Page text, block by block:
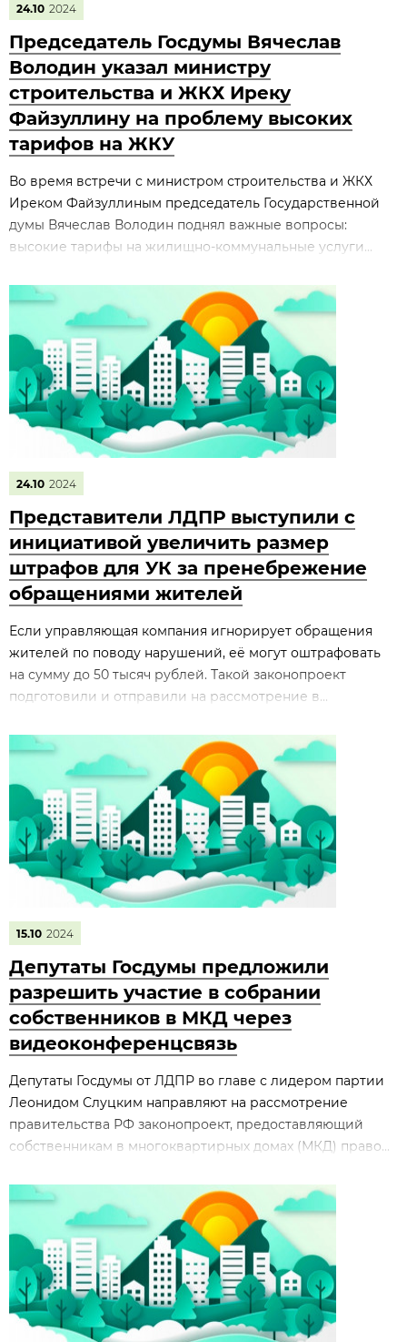
24.10 2024
Председатель Госдумы Вячеслав
Володин указал министру
строительства и ЖКХ Иреку
Файзуллину на проблему высоких
тарифов на ЖКУ
Во время встречи с министром строительства и ЖКХ
Иреком Файзуллиным председатель Государственной
думы Вячеслав Володин поднял важные вопросы:
высокие тарифы на жилищно-коммунальные услуги...
24.10 2024
Представители ЛДПР выступили с
инициативой увеличить размер
штрафов для УК за пренебрежение
обращениями жителей
Если управляющая компания игнорирует обращения
жителей по поводу нарушений, её могут оштрафовать
на сумму до 50 тысяч рублей. Такой законопроект
подготовили и отправили на рассмотрение в...
15.10 2024
Депутаты Госдумы предложили
разрешить участие в собрании
собственников в МКД через
видеоконференцсвязь
Депутаты Госдумы от ЛДПР во главе с лидером партии
Леонидом Слуцким направляют на рассмотрение
правительства РФ законопроект, предоставляющий
собственникам в многоквартирных домах (МКД) право...